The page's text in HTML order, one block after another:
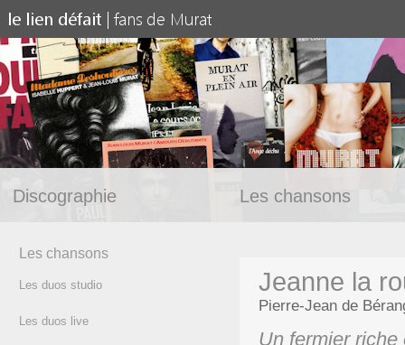
Discographie Les chansons
Les chansons
Les duos studio
Les duos live
Jeanne la
Pierre-Jean de
Un fermier riche